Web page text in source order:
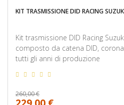
KIT TRASMISSIONE DID RACING
Kit trasmissione DID Racing
composto da catena DID,
tutti gli anni di produzione
260,00 €